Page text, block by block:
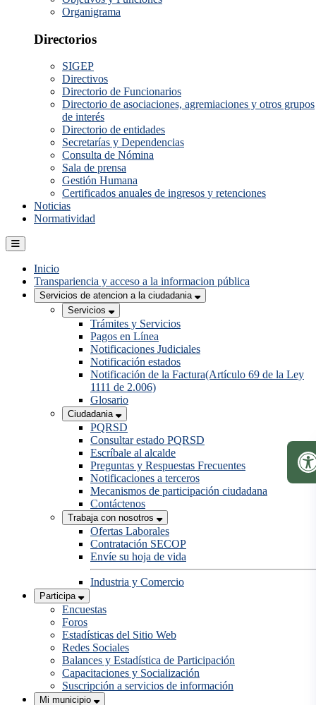
Organigrama
Directorios
SIGEP
Directivos
Directorio de Funcionarios
Directorio de asociaciones, agremiaciones y otros grupos
de interés
Directorio de entidades
Secretarías y Dependencias
Consulta de Nómina
Sala de prensa
Gestión Humana
Certificados anuales de ingresos y retenciones
Noticias
Normatividad
Inicio
Transpariencia y acceso a la informacion pública
Servicios de atencion a la ciudadania
Servicios
Trámites y Servicios
Pagos en Línea
Notificaciones Judiciales
Notificación estados
Notificación de la Factura(Artículo 69 de la Ley
1111 de 2.006)
Glosario
Ciudadania
PQRSD
Consultar estado PQRSD
Escríbale al alcalde
Preguntas y Respuestas Frecuentes
Notificaciones a terceros
Mecanismos de participación ciudadana
Contáctenos
Trabaja con nosotros
Ofertas Laborales
Contratación SECOP
Envíe su hoja de vida
Industria y Comercio
Participa
Encuestas
Foros
Estadísticas del Sitio Web
Redes Sociales
Balances y Estadística de Participación
Capacitaciones y Socialización
Suscripción a servicios de información
Mi municipio